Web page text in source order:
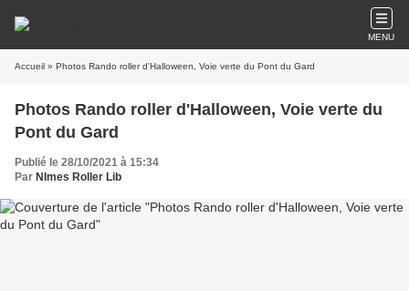
MENU
Accueil » Photos Rando roller d'Halloween, Voie verte du Pont du Gard
Photos Rando roller d'Halloween, Voie verte du
Pont du Gard
Publié le 28/10/2021 à 15:34
Par NImes Roller Lib